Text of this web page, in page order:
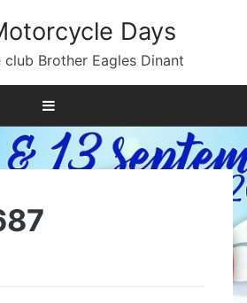
Days
club Brother Eagles Dinant